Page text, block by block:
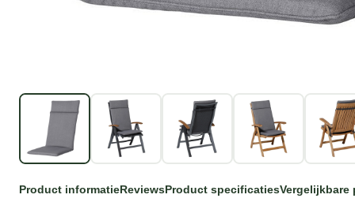
Product informatieReviewsProduct specificatiesVergelijkbare